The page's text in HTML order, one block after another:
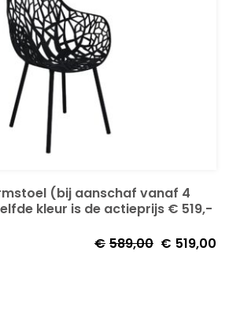
(bij aanschaf vanaf 4
kleur is de actieprijs € 519,-
€ 589,00 € 519,00